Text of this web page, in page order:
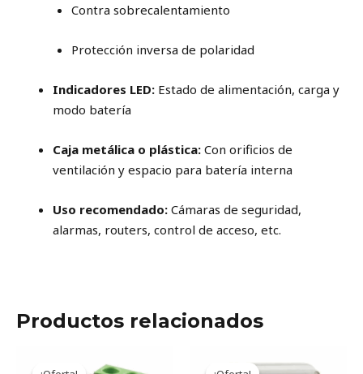
Contra sobrecalentamiento
Protección inversa de polaridad
Indicadores LED: Estado de alimentación, carga y
modo batería
Caja metálica o plástica: Con orificios de
ventilación y espacio para batería interna
Uso recomendado: Cámaras de seguridad,
alarmas, routers, control de acceso, etc.
Productos relacionados
price
price
price